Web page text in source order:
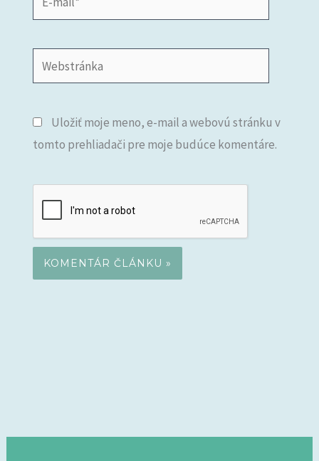
mail*
Webstránka
Uložiť moje meno, e-mail a webovú stránku v
tomto prehliadači pre moje budúce komentáre.